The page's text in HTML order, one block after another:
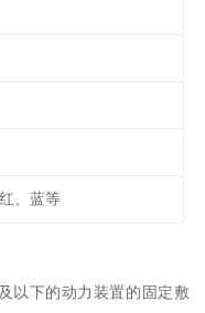
、蓝等
以下的动力装置的固定敷